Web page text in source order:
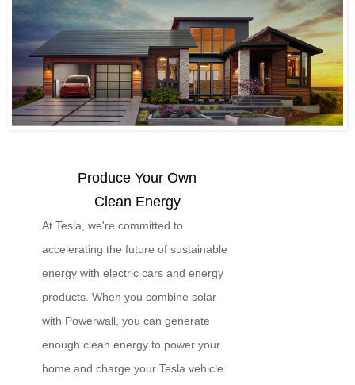
Produce Your Own
Clean Energy
At Tesla, we're committed to
accelerating the future of sustainable
energy with electric cars and energy
products. When you combine solar
with Powerwall, you can generate
enough clean energy to power your
home and charge your Tesla vehicle.